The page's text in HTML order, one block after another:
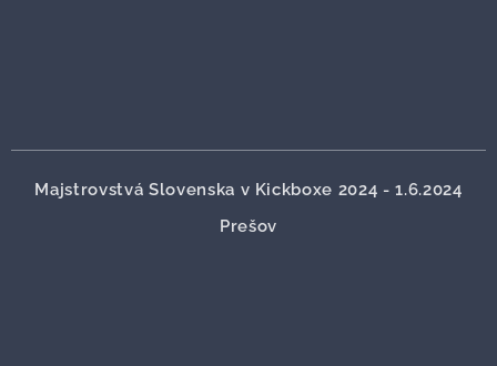
Majstrovstvá Slovenska v Kickboxe 2024 - 1.6.2024
Prešov